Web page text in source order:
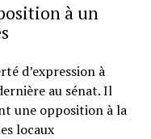
à un
d’expression à
au sénat. Il
une opposition à la
locaux